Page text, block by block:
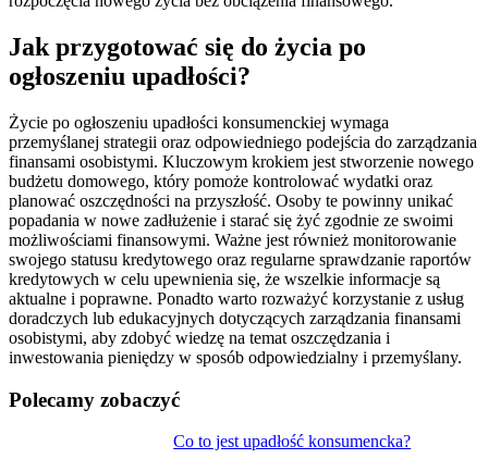
Jak przygotować się do życia po
ogłoszeniu upadłości?
Życie po ogłoszeniu upadłości konsumenckiej wymaga
przemyślanej strategii oraz odpowiedniego podejścia do zarządzania
finansami osobistymi. Kluczowym krokiem jest stworzenie nowego
budżetu domowego, który pomoże kontrolować wydatki oraz
planować oszczędności na przyszłość. Osoby te powinny unikać
popadania w nowe zadłużenie i starać się żyć zgodnie ze swoimi
możliwościami finansowymi. Ważne jest również monitorowanie
swojego statusu kredytowego oraz regularne sprawdzanie raportów
kredytowych w celu upewnienia się, że wszelkie informacje są
aktualne i poprawne. Ponadto warto rozważyć korzystanie z usług
doradczych lub edukacyjnych dotyczących zarządzania finansami
osobistymi, aby zdobyć wiedzę na temat oszczędzania i
inwestowania pieniędzy w sposób odpowiedzialny i przemyślany.
Polecamy zobaczyć
Co to jest upadłość konsumencka?